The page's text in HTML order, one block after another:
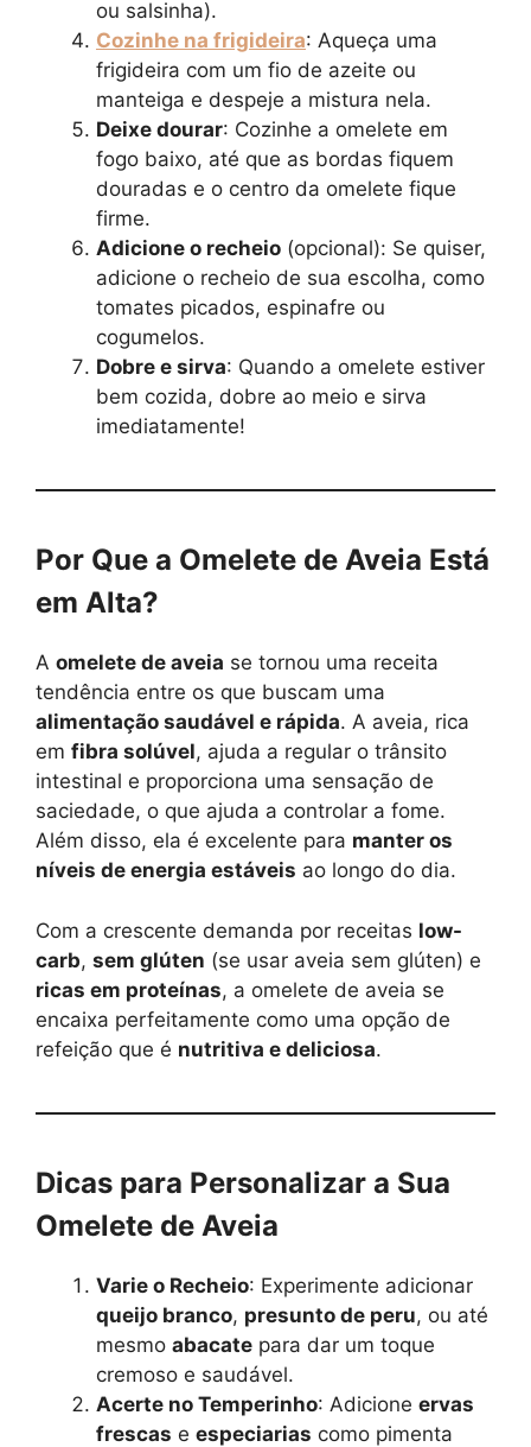
ou salsinha).
Cozinhe na frigideira: Aqueça uma
frigideira com um fio de azeite ou
manteiga e despeje a mistura nela.
Deixe dourar: Cozinhe a omelete em
fogo baixo, até que as bordas fiquem
douradas e o centro da omelete fique
firme.
Adicione o recheio (opcional): Se quiser,
adicione o recheio de sua escolha, como
tomates picados, espinafre ou
cogumelos.
Dobre e sirva: Quando a omelete estiver
bem cozida, dobre ao meio e sirva
imediatamente!
Por Que a Omelete de Aveia Está
em Alta?
A omelete de aveia se tornou uma receita
tendência entre os que buscam uma
alimentação saudável e rápida. A aveia, rica
em fibra solúvel, ajuda a regular o trânsito
intestinal e proporciona uma sensação de
saciedade, o que ajuda a controlar a fome.
Além disso, ela é excelente para manter os
níveis de energia estáveis ao longo do dia.
Com a crescente demanda por receitas low-
carb, sem glúten (se usar aveia sem glúten) e
ricas em proteínas, a omelete de aveia se
encaixa perfeitamente como uma opção de
refeição que é nutritiva e deliciosa.
Dicas para Personalizar a Sua
Omelete de Aveia
Varie o Recheio: Experimente adicionar
queijo branco, presunto de peru, ou até
mesmo abacate para dar um toque
cremoso e saudável.
Acerte no Temperinho: Adicione ervas
frescas e especiarias como pimenta